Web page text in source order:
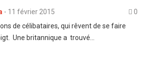
- 11 février 2015
0
de célibataires, qui rêvent de se faire
Une britannique a trouvé…